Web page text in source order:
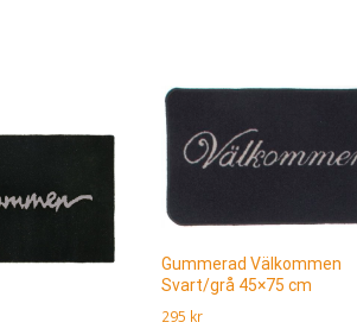
Gummerad Välkommen
Svart/grå 45×75 cm
295 kr